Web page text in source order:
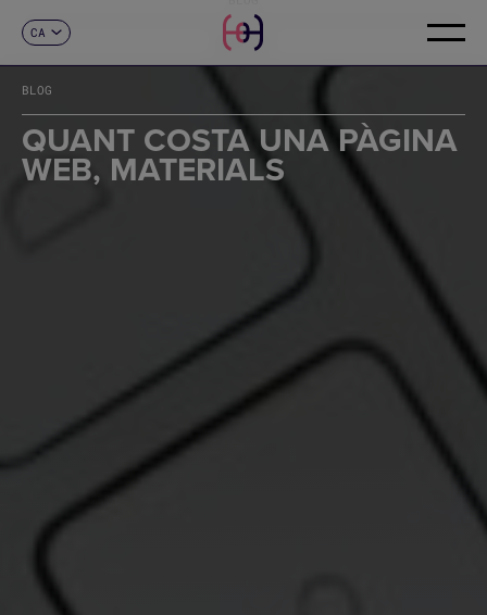
CA
FR
DE
IT
PT
CONTACTE
BLOG
QUANT COSTA UNA PÀGINA
WEB, MATERIALS